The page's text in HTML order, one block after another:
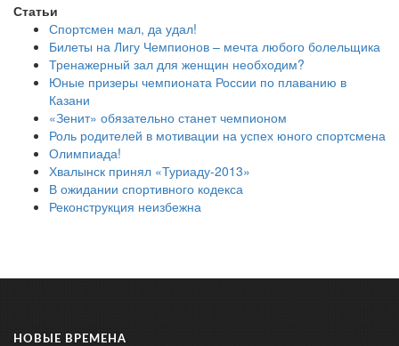
Статьи
Спортсмен мал, да удал!
Билеты на Лигу Чемпионов – мечта любого болельщика
Тренажерный зал для женщин необходим?
Юные призеры чемпионата России по плаванию в
Казани
«Зенит» обязательно станет чемпионом
Роль родителей в мотивации на успех юного спортсмена
Олимпиада!
Хвалынск принял «Туриаду-2013»
В ожидании спортивного кодекса
Реконструкция неизбежна
НОВЫЕ ВРЕМЕНА